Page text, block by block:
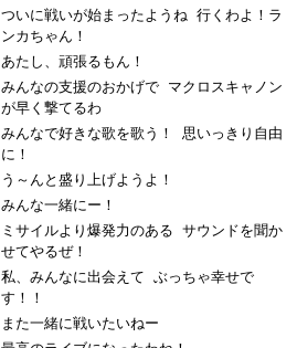
ついに戦いが始まったようね 行くわよ！ラ
ンカちゃん！
あたし、頑張るもん！
みんなの支援のおかげで マクロスキャノン
が早く撃てるわ
みんなで好きな歌を歌う！ 思いっきり自由
に！
う～んと盛り上げようよ！
みんな一緒にー！
ミサイルより爆発力のある サウンドを聞か
せてやるぜ！
私、みんなに出会えて ぶっちゃ幸せで
す！！
また一緒に戦いたいねー